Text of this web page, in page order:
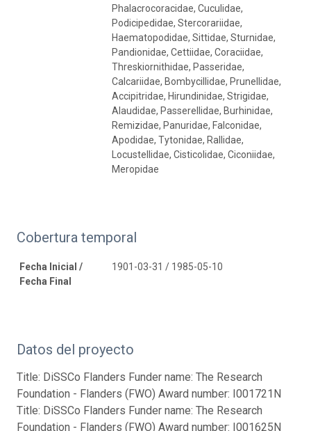
Phalacrocoracidae, Cuculidae,
Podicipedidae, Stercorariidae,
Haematopodidae, Sittidae, Sturnidae,
Pandionidae, Cettiidae, Coraciidae,
Threskiornithidae, Passeridae,
Calcariidae, Bombycillidae, Prunellidae,
Accipitridae, Hirundinidae, Strigidae,
Alaudidae, Passerellidae, Burhinidae,
Remizidae, Panuridae, Falconidae,
Apodidae, Tytonidae, Rallidae,
Locustellidae, Cisticolidae, Ciconiidae,
Meropidae
Cobertura temporal
Fecha Inicial /
Fecha Final
1901-03-31 / 1985-05-10
Datos del proyecto
Title: DiSSCo Flanders Funder name: The Research
Foundation - Flanders (FWO) Award number: I001721N
Title: DiSSCo Flanders Funder name: The Research
Foundation - Flanders (FWO) Award number: I001625N